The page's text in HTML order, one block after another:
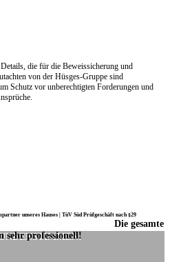
die für die Beweissicherung und
von der Hüsges-Gruppe sind
Schutz vor unberechtigten Forderungen und
unseres Hauses | TüV Süd Prüfgeschäft nach §29
Die gesamte
sehr professionell!